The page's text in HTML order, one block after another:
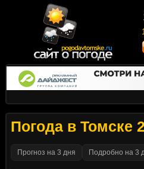
Погода в Томске
Прогноз на 3 дня Подробно на 3